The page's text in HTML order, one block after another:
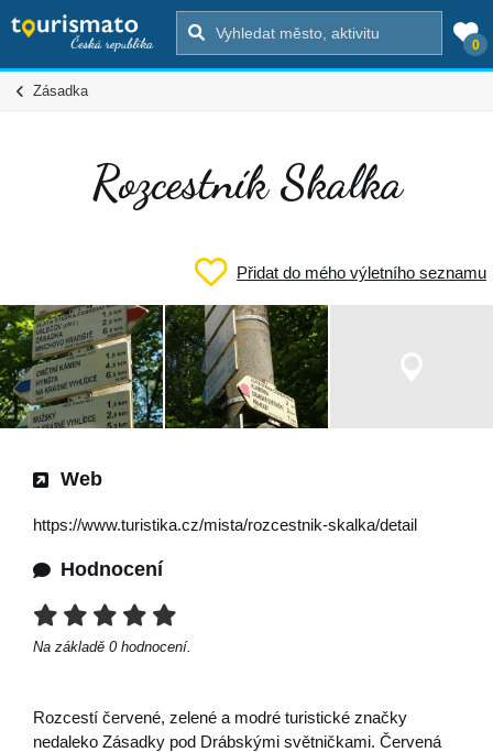
0
Zásadka
Rozcestník Skalka
Přidat do mého výletního seznamu
Web
https://www.turistika.cz/mista/rozcestnik-skalka/detail
Hodnocení
Na základě 0 hodnocení.
Rozcestí červené, zelené a modré turistické značky
nedaleko Zásadky pod Drábskými světničkami. Červená